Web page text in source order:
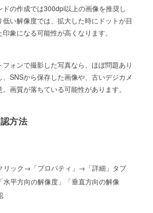
ドの作成では300dpi以上の画像を推奨し
低い解像度では、拡大した時にドットが目
象になる可能性が高くなります。
ォンで撮影した写真なら、ほぼ問題あり
、SNSから保存した画像や、古いデジカメ
画質が落ちている可能性があります。
方法
リック→「プロパティ」→「詳細」タブ
平方向の解像度」「垂直方向の解像